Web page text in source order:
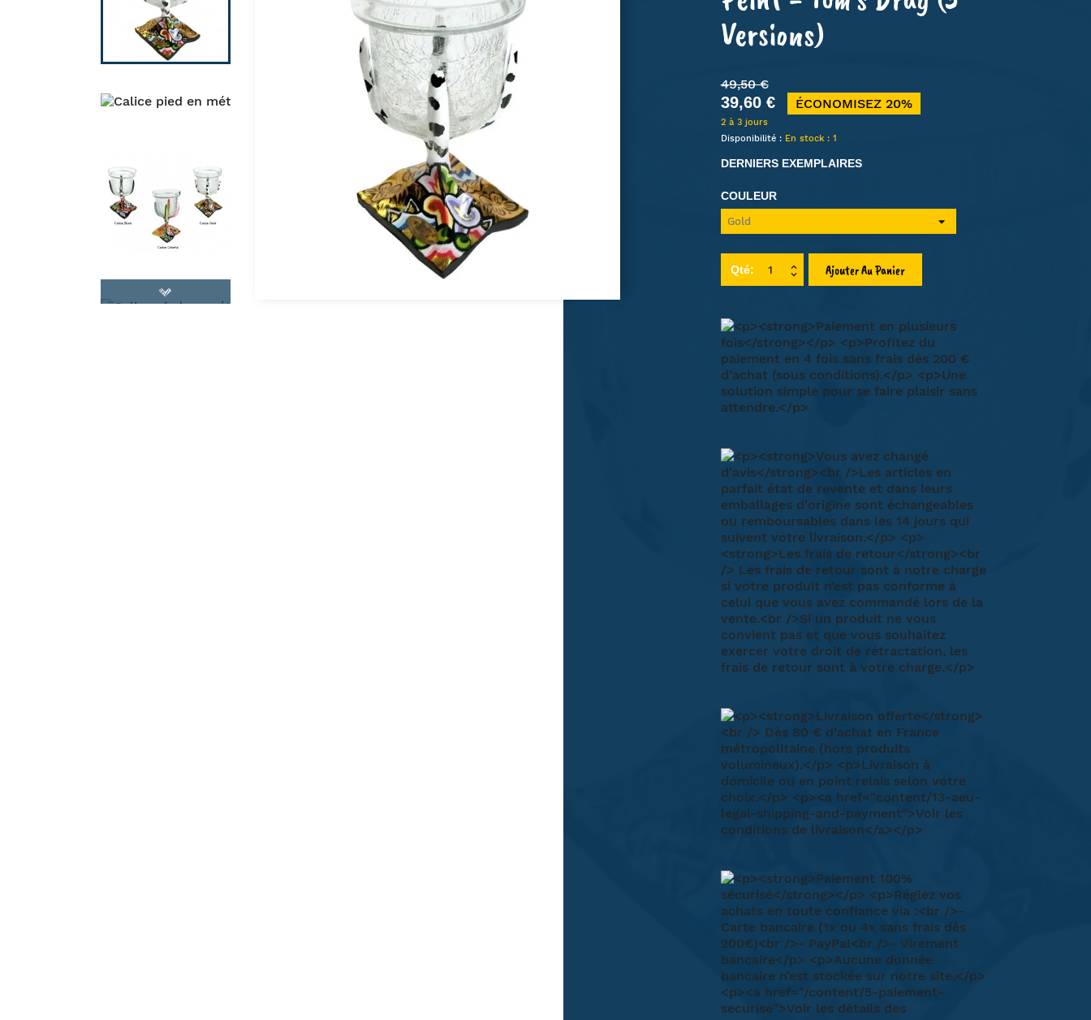
CANAPÉ
ESPACE MODE
FRUIT, LOVE ET FUN
COUPLE & FAMILLE
UTILE ET INSOLITE
ACCESSOIRE TEXTILE
DÉCO CHAMBRE ENFANT
MYYOUR - DESIGN ITALIEN
REPRODUCTION MUCHA
REPRODUCTION MONET
Versions)
49,50 €
39,60 € ÉCONOMISEZ 20%
2 à 3 jours
Disponibilité : En stock : 1
DERNIERS EXEMPLAIRES
COULEUR
Qté: Ajouter Au Panier